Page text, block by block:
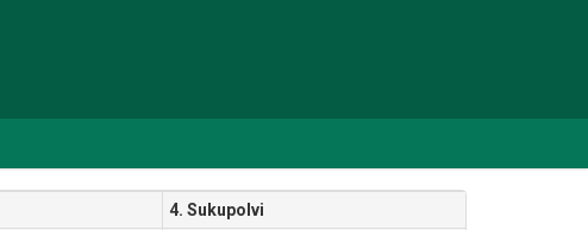
4. Sukupolvi